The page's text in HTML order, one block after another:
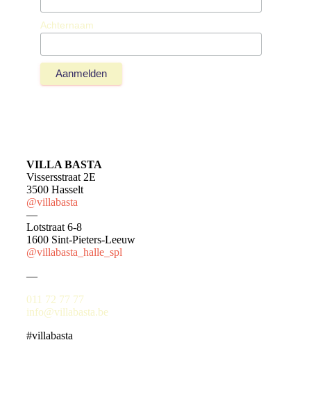
Achternaam
VILLA BASTA
Vissersstraat 2E
3500 Hasselt
@villabasta
—
Lotstraat 6-8
1600 Sint-Pieters-Leeuw
@villabasta_halle_spl
—
011 72 77 77
info@villabasta.be
#villabasta